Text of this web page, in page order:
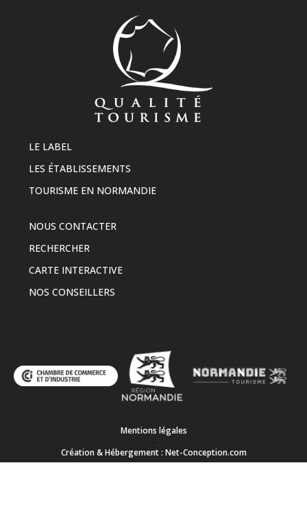
LE LABEL
LES ÉTABLISSEMENTS
TOURISME EN NORMANDIE
NOUS CONTACTER
RECHERCHER
CARTE INTERACTIVE
NOS CONSEILLERS
Mentions légales
-
Création & Hébergement : Net-Conception.com